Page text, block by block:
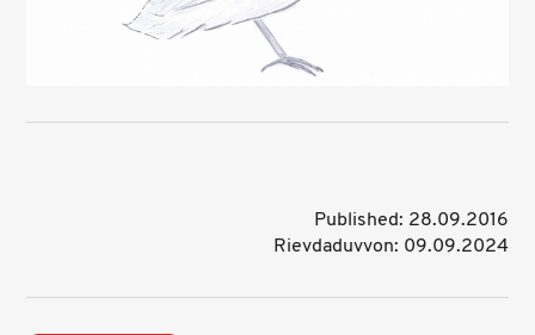
Published: 28.09.2016
Rievdaduvvon: 09.09.2024